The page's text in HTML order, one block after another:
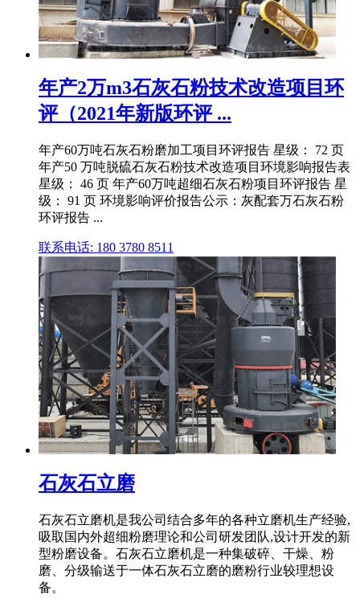
年产2万m3石灰石粉技术改造项目环
评（2021年新版环评 ...
年产60万吨石灰石粉磨加工项目环评报告 星级： 72 页
年产50 万吨脱硫石灰石粉技术改造项目环境影响报告表
星级： 46 页 年产60万吨超细石灰石粉项目环评报告 星
级： 91 页 环境影响评价报告公示：灰配套万石灰石粉
环评报告 ...
联系电话: 180 3780 8511
石灰石立磨
石灰石立磨机是我公司结合多年的各种立磨机生产经验,
吸取国内外超细粉磨理论和公司研发团队,设计开发的新
型粉磨设备。石灰石立磨机是一种集破碎、干燥、粉
磨、分级输送于一体石灰石立磨的磨粉行业较理想设
备。